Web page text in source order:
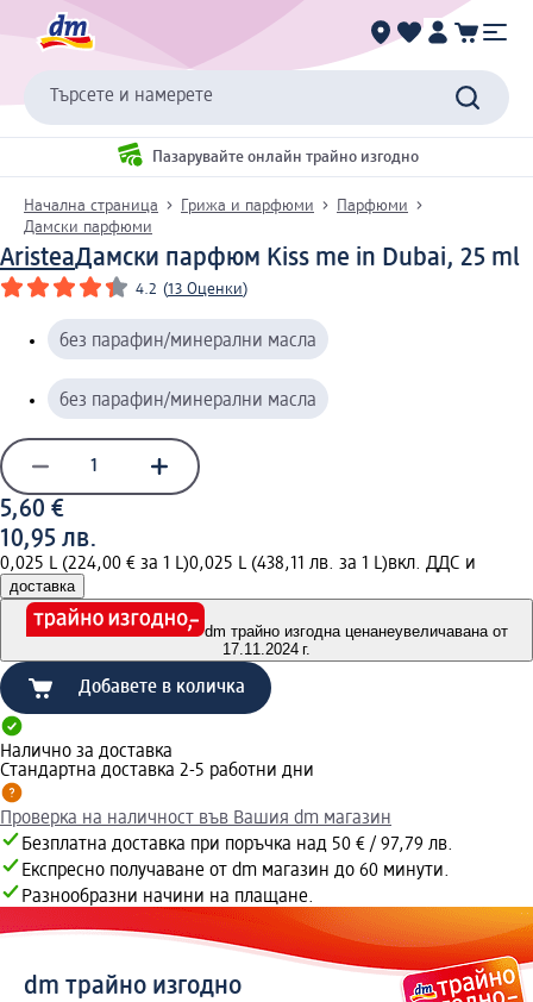
Търсете и намерете
Пазарувайте онлайн трайно изгодно
Начална страница Грижа и парфюми
Парфюми
Дамски парфюми
AristeaДамски парфюм Kiss me in Dubai, 25 ml
4.2 (13 Оценки)
без парафин/минерални масла
без парафин/минерални масла
5,60 €
10,95 лв.
0,025 L (224,00 € за 1 L)0,025 L (438,11 лв. за 1 L)вкл. ДДС и
доставка
dm трайно изгодна ценанеувеличавана от
17.11.2024 г.
Добавете в количка
Налично за доставка
Стандартна доставка 2-5 работни дни
Проверка на наличност във Вашия dm магазин
Безплатна доставка при поръчка над 50 € / 97,79 лв.
Експресно получаване от dm магазин до 60 минути.
Разнообразни начини на плащане.
dm трайно изгодно